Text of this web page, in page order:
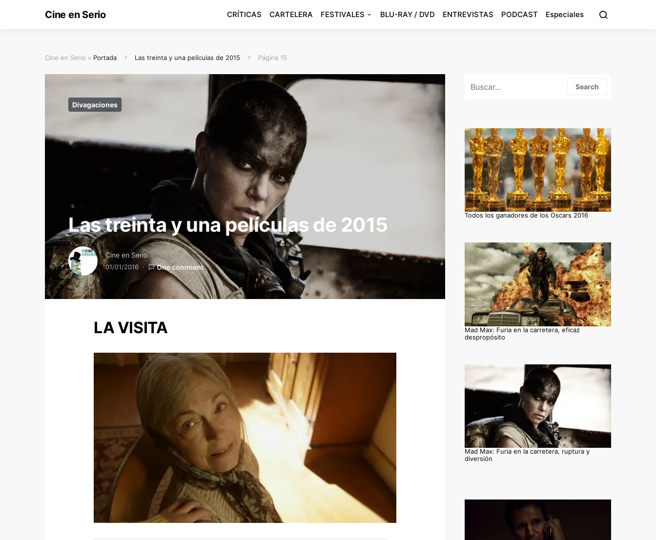
Cine en Serio CRÍTICAS CARTELERA FESTIVALES BLU-RAY / DVD ENTREVISTAS PODCAST Especiales
Cine en Serio » Portada Las treinta y una películas de 2015 Página 15
Divagaciones
Las treinta y una películas de 2015
Cine en Serio
01/01/2016 One comment
LA VISITA
Search
Todos los ganadores de los Oscars 2016
Mad Max: Furia en la carretera, eficaz
despropósito
Mad Max: Furia en la carretera, ruptura y
diversión